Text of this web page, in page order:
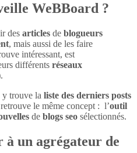
WeBBoard ?
des articles de blogueurs
, mais aussi de les faire
intéressant, est
différents réseaux
y trouve la liste des derniers posts
le même concept : l’outil
de blogs seo sélectionnés.
à un agrégateur de